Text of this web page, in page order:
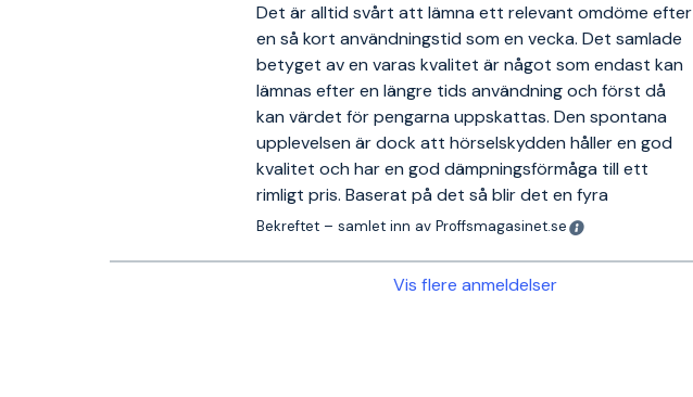
Det är alltid svårt att lämna ett relevant omdöme efter
en så kort användningstid som en vecka. Det samlade
betyget av en varas kvalitet är något som endast kan
lämnas efter en längre tids användning och först då
kan värdet för pengarna uppskattas. Den spontana
upplevelsen är dock att hörselskydden håller en god
kvalitet och har en god dämpningsförmåga till ett
rimligt pris. Baserat på det så blir det en fyra
Bekreftet – samlet inn av Proffsmagasinet.se
Vis flere anmeldelser